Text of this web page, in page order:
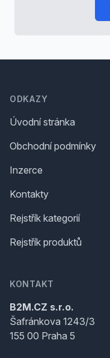
ODKAZY
Úvodní stránka
Obchodní podmínky
Inzerce
Kontakty
Rejstřík kategorií
Rejstřík produktů
KONTAKT
B2M.CZ s.r.o.
Šafránkova 1243/3
155 00 Praha 5